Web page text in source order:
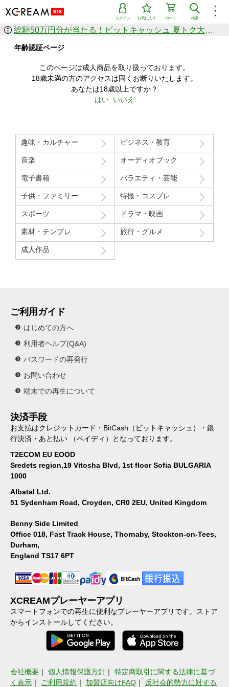
︙
検索
カート
お気に入り
ログイン
作品を探す
ジャンル
シリーズ
人気のセール中商品
新着セール中商品
すべての作品から探す
価格の安い順
価格の高い順
月間ランキング
年間ランキング
総額50万円分が当たる！ビットキャッシュ 夏トク大感謝祭
年齢認証ページ
このページは成人商品を取り扱っております。
18歳未満の方のアクセスは固くお断りいたします。
あなたは18歳以上ですか？
はい いいえ
趣味・カルチャー ビジネス・教育
音楽 オーディオブック
電子書籍 バラエティ・芸能
子供・ファミリー 特撮・コスプレ
スポーツ ドラマ・映画
素材・テンプレ 旅行・グルメ
成人作品
ご利用ガイド
はじめての方へ
利用者ヘルプ(Q&A)
パスワードの再発行
お問い合わせ
端末での再生について
決済手段
お支払はクレジットカード・BitCash（ビットキャッシュ）・銀
行決済・あと払い （ペイディ）となっております。
T2ECOM EU EOOD
Sredets region,19 Vitosha Blvd, 1st floor Sofia BULGARIA
1000
Albatal Ltd.
51 Sydenham Road, Croyden, CR0 2EU, United Kingdom
Benny Side Limited
Office 018, Fast Track House, Thornaby, Stockton-on-Tees,
Durham,
England TS17 6PT
XCREAMプレーヤーアプリ
スマートフォンでの再生に便利なプレーヤーアプリです。ストア
からインストールしてください。
会社概要 ｜ 個人情報保護方針 ｜ 特定商取引に関する法律に基づ
く表示 ｜ ご利用規約 ｜ 加盟店向けFAQ ｜ 反社会的勢力に対する